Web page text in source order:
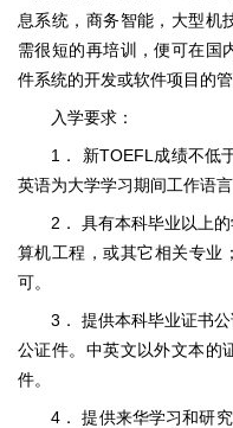
息系统，商务智能，大型机
需很短的再培训，便可在国
件系统的开发或软件项目的管
入学要求：
1． 新TOEFL成绩不低
英语为大学学习期间工作语言
2． 具有本科毕业以上
算机工程，或其它相关专业
可。
3． 提供本科毕业证书
公证件。中英文以外文本的
件。
4． 提供来华学习和研